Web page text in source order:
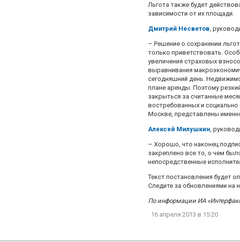
Льгота также будет
зависимости от их площади.
Дмитрий Несветов ,
– Решение о сохранении
только приветствовать.
увеличения страховых
выравнивания
сегодняшний день.
плане аренды. Поэтому
закрыться за считанные
востребованных и
Москве, представлены
Алексей Милушкин ,
– Хорошо, что наконец
закреплено все то, о чем
непосредственные
Текст постановления будет
Следите за обновлениями на
По информации ИА
16 апреля 2013 в 15:20